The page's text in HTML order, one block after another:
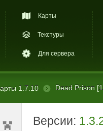
Карты
Текстуры
Для сервера
1.7.10 Dead Prison
Версии: